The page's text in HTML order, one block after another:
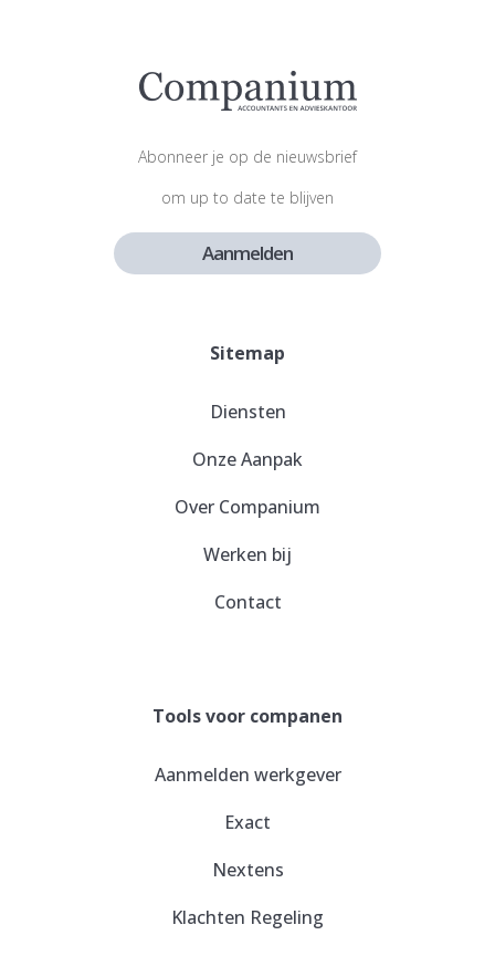
Abonneer je op de nieuwsbrief
om up to date te blijven
Aanmelden
Sitemap
Diensten
Onze Aanpak
Over Companium
Werken bij
Contact
Tools voor companen
Aanmelden werkgever
Exact
Nextens
Klachten Regeling